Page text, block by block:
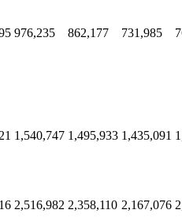
976,235 862,177 731,985
1,540,747 1,495,933 1,435,091
2,516,982 2,358,110 2,167,076